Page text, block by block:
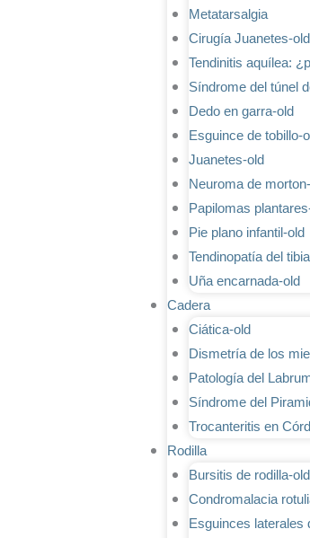
Metatarsalgia
Cirugía Juanetes-old
Tendinitis aquílea:
Síndrome del túnel
Dedo en garra-old
Esguince de tobillo-
Juanetes-old
Neuroma de
Papilomas
Pie plano infantil-old
Tendinopatía del
Uña encarnada-old
Cadera
Ciática-old
Dismetría de los
Patología del
Síndrome del
Trocanteritis en
Rodilla
Bursitis de rodilla-old
Condromalacia
Esguinces laterales